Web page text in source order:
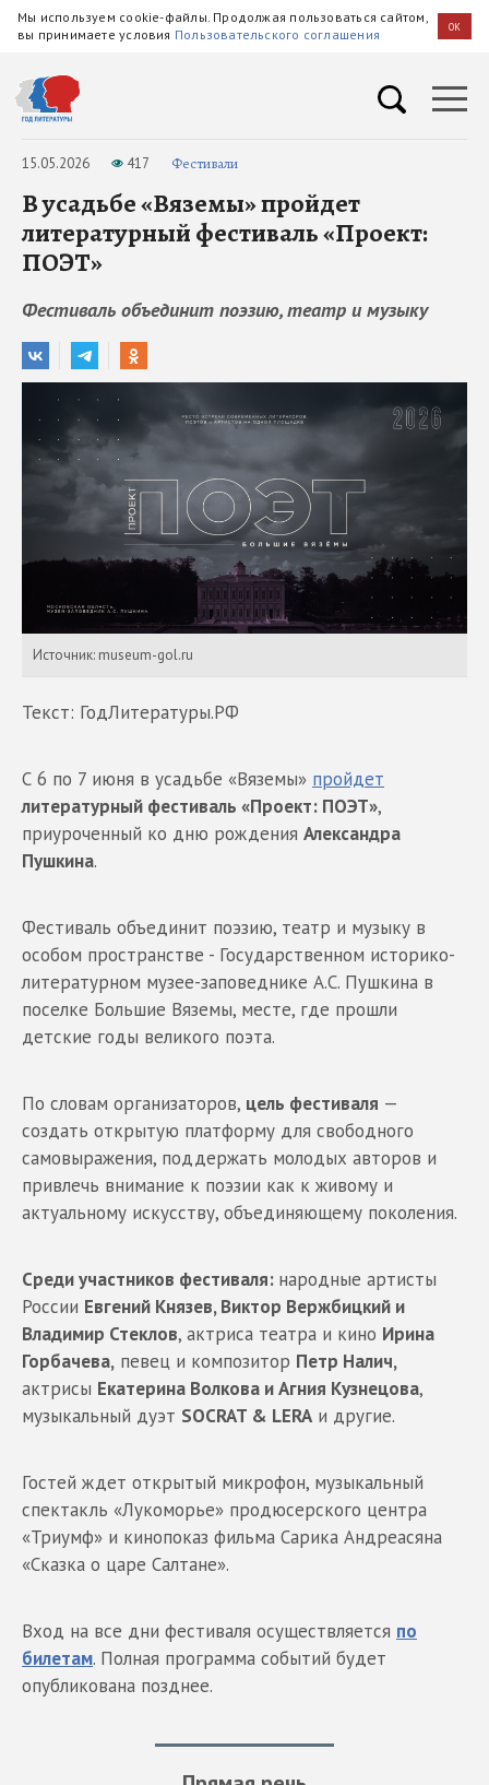
Мы используем cookie-файлы. Продолжая пользоваться сайтом,
вы принимаете условия Пользовательского соглашения OK
15.05.2026 417 Фестивали
В усадьбе «Вяземы» пройдет
литературный фестиваль «Проект:
ПОЭТ»
Фестиваль объединит поэзию, театр и музыку
Источник: museum-gol.ru
Текст: ГодЛитературы.РФ
С 6 по 7 июня в усадьбе «Вяземы» пройдет
литературный фестиваль «Проект: ПОЭТ»,
приуроченный ко дню рождения Александра
Пушкина.
Фестиваль объединит поэзию, театр и музыку в
особом пространстве - Государственном историко-
литературном музее-заповеднике А.С. Пушкина в
поселке Большие Вяземы, месте, где прошли
детские годы великого поэта.
По словам организаторов, цель фестиваля —
создать открытую платформу для свободного
самовыражения, поддержать молодых авторов и
привлечь внимание к поэзии как к живому и
актуальному искусству, объединяющему поколения.
Среди участников фестиваля: народные артисты
России Евгений Князев, Виктор Вержбицкий и
Владимир Стеклов, актриса театра и кино Ирина
Горбачева, певец и композитор Петр Налич,
актрисы Екатерина Волкова и Агния Кузнецова,
музыкальный дуэт SOCRAT & LERA и другие.
Гостей ждет открытый микрофон, музыкальный
спектакль «Лукоморье» продюсерского центра
«Триумф» и кинопоказ фильма Сарика Андреасяна
«Сказка о царе Салтане».
Вход на все дни фестиваля осуществляется по
билетам. Полная программа событий будет
опубликована позднее.